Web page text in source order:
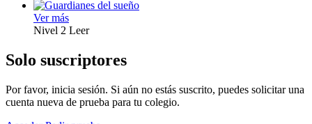
Ver más
Nivel 2 Leer
Solo suscriptores
Por favor, inicia sesión. Si aún no estás suscrito, puedes solicitar una
cuenta nueva de prueba para tu colegio.